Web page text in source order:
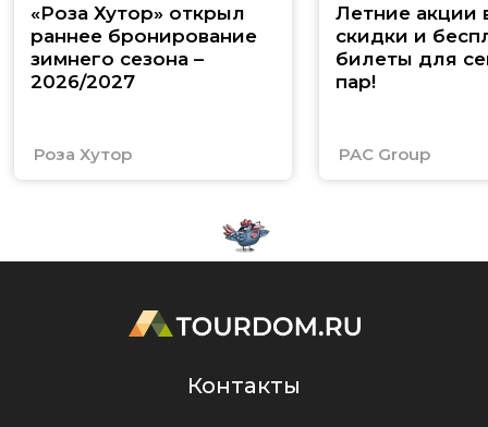
«Роза Хутор» открыл
раннее бронирование
зимнего сезона –
2026/2027
Роза Хутор
Летние акции
скидки и
билеты для
пар!
PAC Group
Контакты